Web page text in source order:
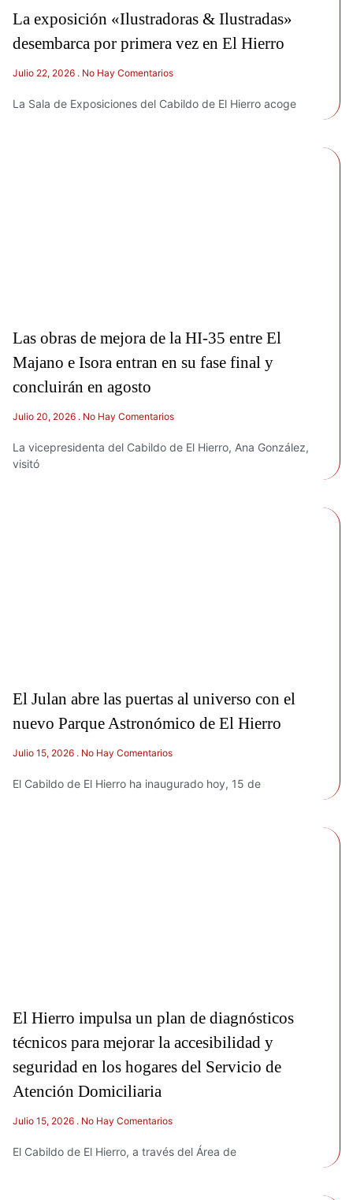
La exposición «Ilustradoras & Ilustradas»
desembarca por primera vez en El Hierro
Julio 22, 2026 No Hay Comentarios
La Sala de Exposiciones del Cabildo de El Hierro acoge
Las obras de mejora de la HI-35 entre El
Majano e Isora entran en su fase final y
concluirán en agosto
Julio 20, 2026 No Hay Comentarios
La vicepresidenta del Cabildo de El Hierro, Ana González,
visitó
El Julan abre las puertas al universo con el
nuevo Parque Astronómico de El Hierro
Julio 15, 2026 No Hay Comentarios
El Cabildo de El Hierro ha inaugurado hoy, 15 de
El Hierro impulsa un plan de diagnósticos
técnicos para mejorar la accesibilidad y
seguridad en los hogares del Servicio de
Atención Domiciliaria
Julio 15, 2026 No Hay Comentarios
El Cabildo de El Hierro, a través del Área de